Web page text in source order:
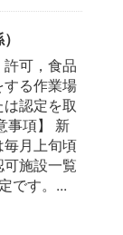
可，食品
る作業場
認定を取
事項】 新
月上旬頃
施設一覧
です。...